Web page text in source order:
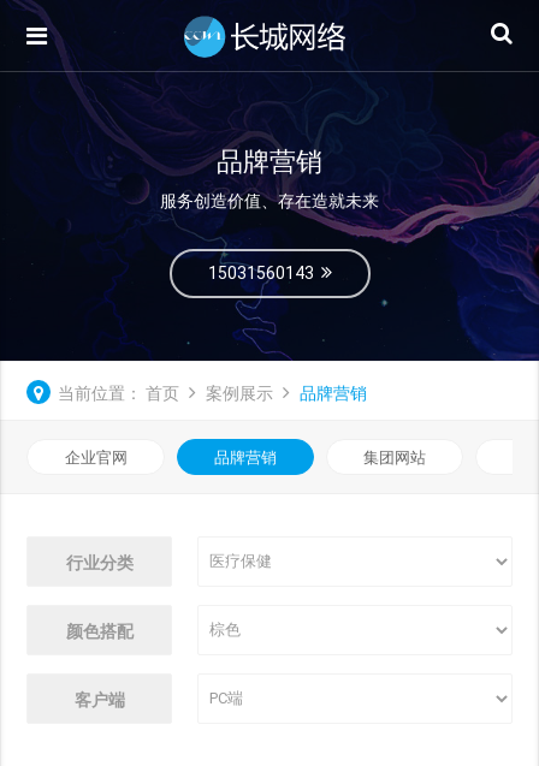
品牌营销
服务创造价值、存在造就未来
15031560143
当前位置： 首页 案例展示 品牌营销
企业官网 品牌营销 集团网站
行业分类
颜色搭配
客户端